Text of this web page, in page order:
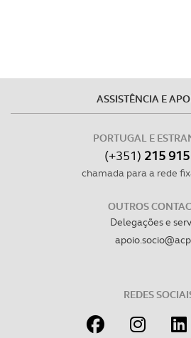
ASSISTÊNCIA E
PORTUGAL E
(+351) 215
chamada para a rede
OUTROS
Delegações e
REDES